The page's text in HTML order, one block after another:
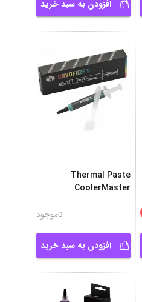
افزودن به سبد خرید
Thermal Paste
CoolerMaster
ناموجود
افزودن به سبد خرید